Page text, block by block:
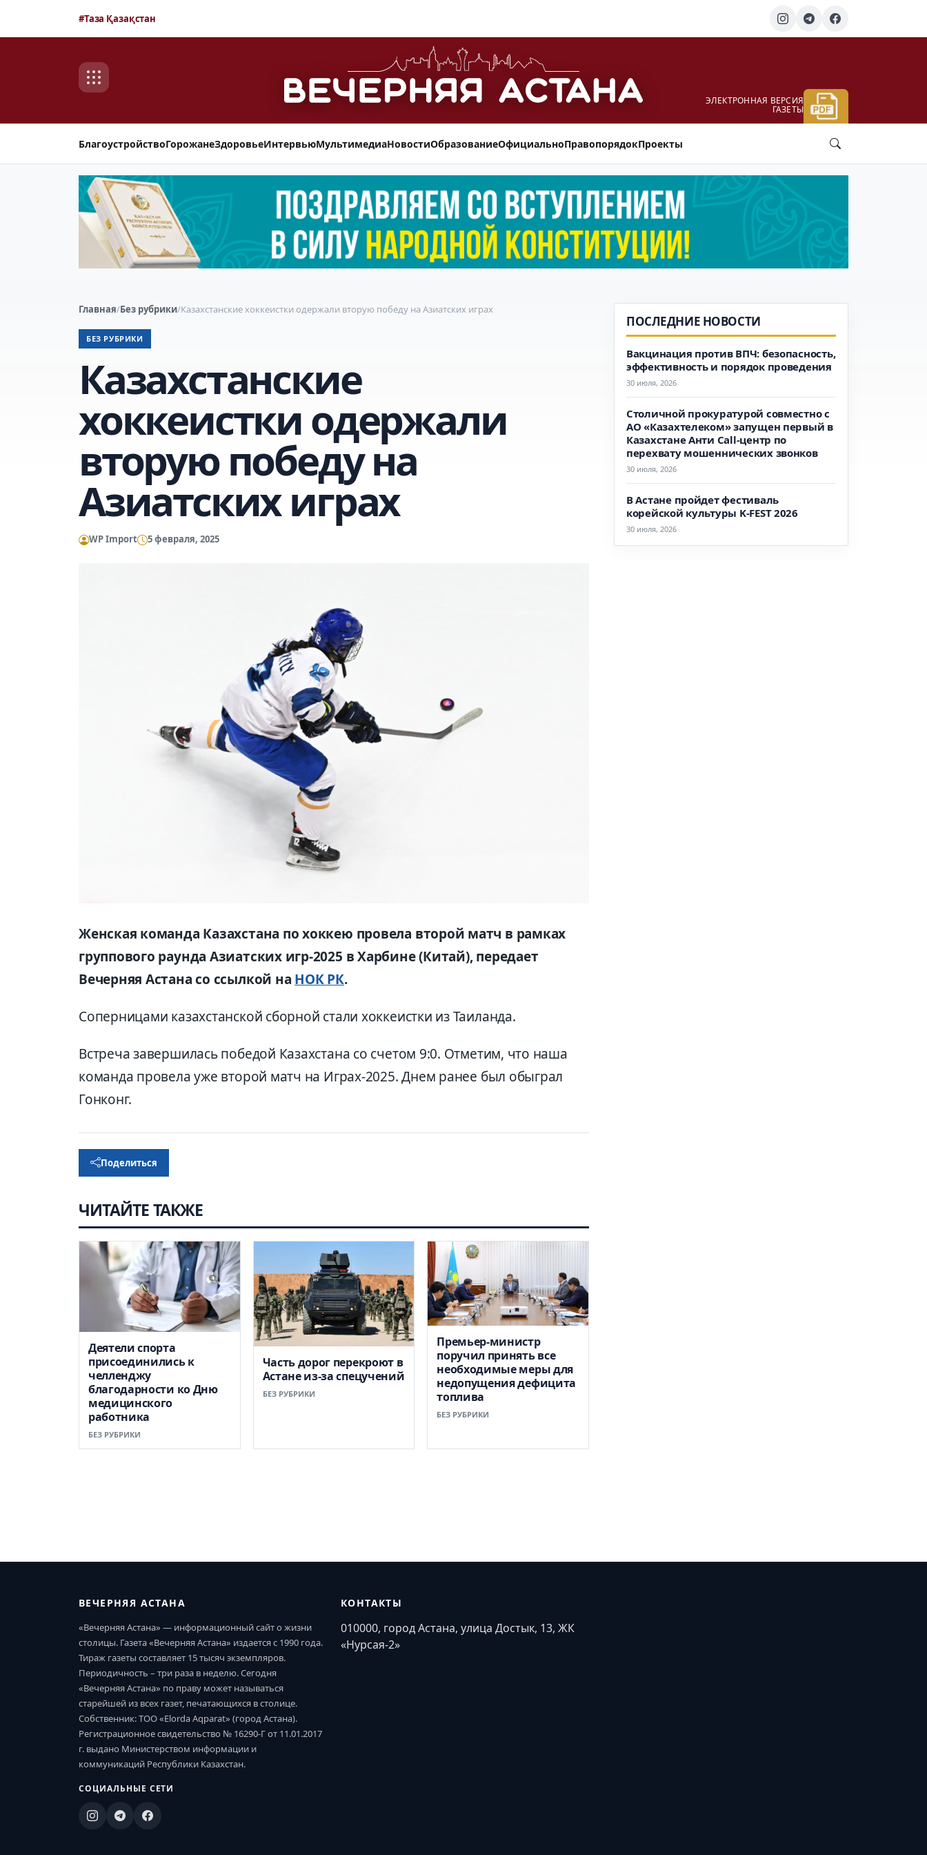
#Таза Қазақстан
ЭЛЕКТРОННАЯ ВЕРСИЯ
ГАЗЕТЫ
БлагоустройствоГорожанеЗдоровьеИнтервьюМультимедиаНовостиОбразованиеОфициальноПравопорядокПроекты
Главная/Без рубрики/Казахстанские хоккеистки одержали вторую победу на Азиатских играх
БЕЗ РУБРИКИ
Казахстанские
хоккеистки одержали
вторую победу на
Азиатских играх
WP Import 5 февраля, 2025
Женская команда Казахстана по хоккею провела второй матч в рамках
группового раунда Азиатских игр-2025 в Харбине (Китай), передает
Вечерняя Астана со ссылкой на НОК РК.
Соперницами казахстанской сборной стали хоккеистки из Таиланда.
Встреча завершилась победой Казахстана со счетом 9:0. Отметим, что наша
команда провела уже второй матч на Играх-2025. Днем ранее был обыграл
Гонконг.
Поделиться
ЧИТАЙТЕ ТАКЖЕ
Деятели спорта
присоединились к
челленджу
благодарности ко Дню
медицинского
работника
БЕЗ РУБРИКИ
Часть дорог перекроют в
Астане из-за спецучений
БЕЗ РУБРИКИ
Премьер-министр
поручил принять все
необходимые меры для
недопущения дефицита
топлива
БЕЗ РУБРИКИ
ПОСЛЕДНИЕ НОВОСТИ
Вакцинация против ВПЧ: безопасность,
эффективность и порядок проведения
30 июля, 2026
Столичной прокуратурой совместно с
АО «Казахтелеком» запущен первый в
Казахстане Анти Call-центр по
перехвату мошеннических звонков
30 июля, 2026
В Астане пройдет фестиваль
корейской культуры K-FEST 2026
30 июля, 2026
ВЕЧЕРНЯЯ АСТАНА
«Вечерняя Астана» — информационный сайт о жизни
столицы. Газета «Вечерняя Астана» издается с 1990 года.
Тираж газеты составляет 15 тысяч экземпляров.
Периодичность – три раза в неделю. Сегодня
«Вечерняя Астана» по праву может называться
старейшей из всех газет, печатающихся в столице.
Собственник: ТОО «Elorda Aqparat» (город Астана).
Регистрационное свидетельство № 16290-Г от 11.01.2017
г. выдано Министерством информации и
коммуникаций Республики Казахстан.
СОЦИАЛЬНЫЕ СЕТИ
КОНТАКТЫ
010000, город Астана, улица Достык, 13, ЖК
«Нурсая-2»